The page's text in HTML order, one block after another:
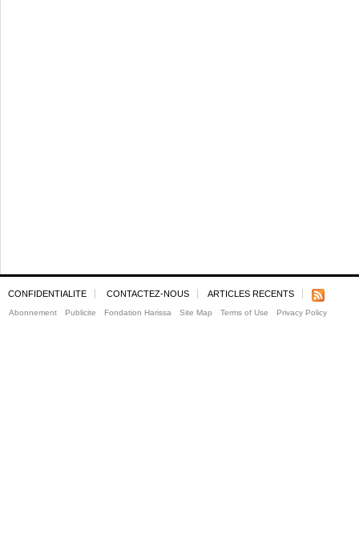
CONFIDENTIALITE CONTACTEZ-NOUS ARTICLES RECENTS
Abonnement Publicite Fondation Harissa Site Map Terms of Use Privacy Policy